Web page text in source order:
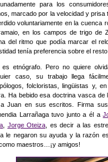
para los
marcado por la velocidad y prisa
voluntariamente en la cuenca
en los campos de trigo de
del ritmo que podía marcar el
tenía preferencia sobre el resto
es etnógrafo. Pero no quiere
caso, su trabajo llega
folcloristas, lingüistas y,
Ha bebido esa doctrina vasca
Juan en sus escritos. Firma
Larrañaga tuvo junto a él a
Jorge Oteiza , es decir a las
le negaron su ayuda y la razón
maestros…¡y amigos!